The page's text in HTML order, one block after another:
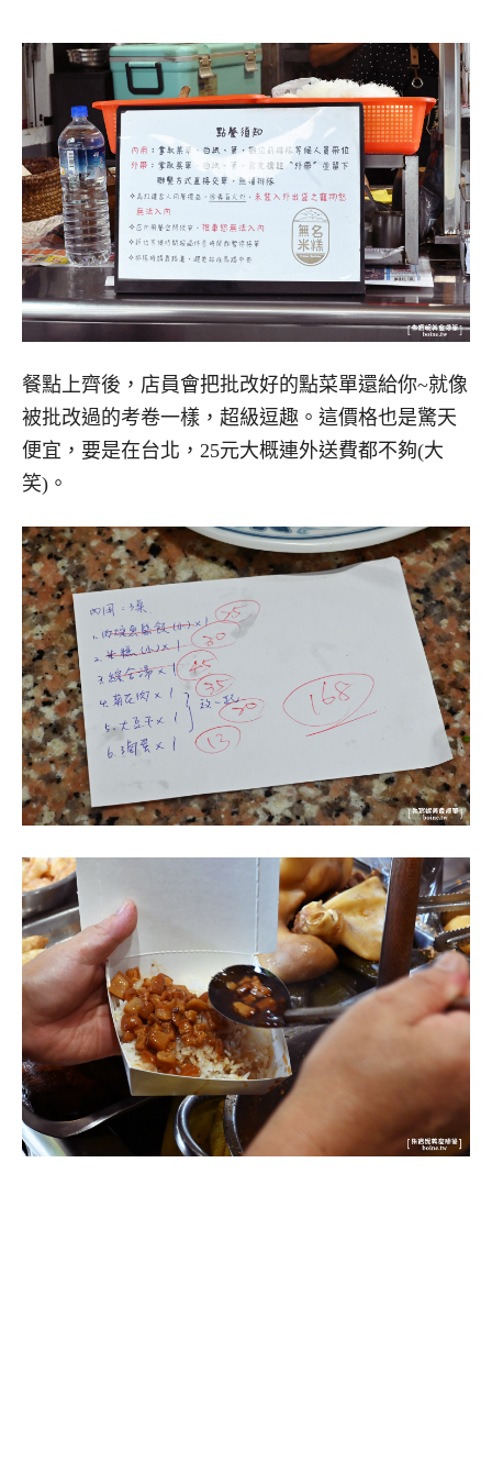
餐點上齊後，店員會把批改好的點菜單還給你~就像
被批改過的考卷一樣，超級逗趣。這價格也是驚天
便宜，要是在台北，25元大概連外送費都不夠(大
笑)。